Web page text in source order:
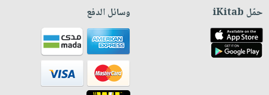
حمّل iKitab وسائل الدفع